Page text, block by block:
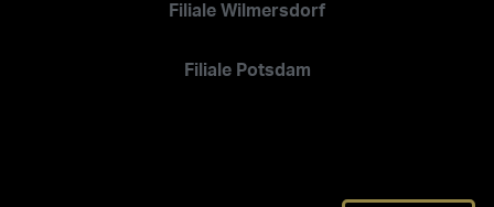
Filiale Wilmersdorf
Filiale Potsdam